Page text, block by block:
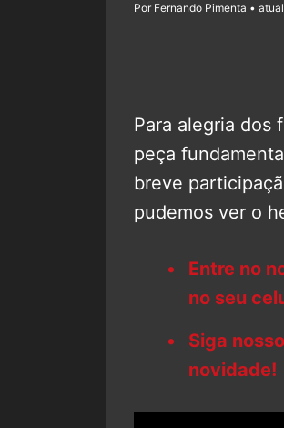
Por Fernando Pimenta •
Para alegria dos
peça
breve
pudemos ver o
Entre no
no seu
Siga
novidade!